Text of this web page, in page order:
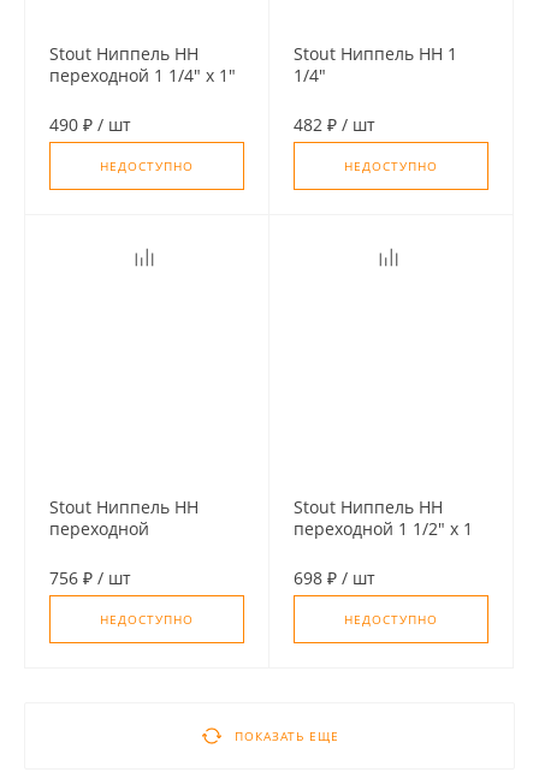
Stout Ниппель НН
переходной 1 1/4" х 1"
490 ₽ / шт
НЕДОСТУПНО
Stout Ниппель НН 1
1/4"
482 ₽ / шт
НЕДОСТУПНО
Stout Ниппель НН
переходной
1/2" х 3/4"
756 ₽ / шт
НЕДОСТУПНО
Stout Ниппель НН
переходной 1 1/2" х 1
698 ₽ / шт
НЕДОСТУПНО
ПОКАЗАТЬ ЕЩЕ